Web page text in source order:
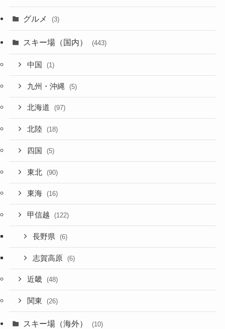
グルメ (3)
スキー場（国内） (443)
中国 (1)
九州・沖縄 (5)
北海道 (97)
北陸 (18)
四国 (5)
東北 (90)
東海 (16)
甲信越 (122)
長野県 (6)
志賀高原 (6)
近畿 (48)
関東 (26)
スキー場（海外） (10)